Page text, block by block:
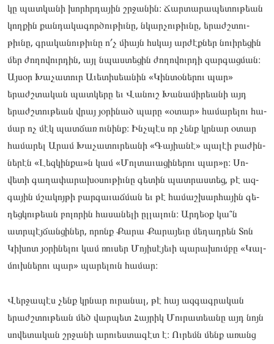
կը պատ­­կա­­­նի խորհրդա­­յին շրջա­­նին։ Ճար­­տա­­­րապե­­տու­­թեան
կող­­քին քան­­դա­­­կագոր­­ծութիւ­­նը, նկար­­չութիւ­­նը, երաժշտու­­
թիւնը, գրա­­կանու­­թիւնը ո՛չ միայն հսկայ ար­­ժէքներ նուիրե­­ցին
մեր ժո­­ղովուրդին, այլ նպաս­­տե­­­ցին ժո­­ղովուրդի զար­­գացման։
Այ­­սօր Խա­­չատուր Աւե­­տիսեանին «Կին­­տօ­­­ներու պար»
երաժշտա­­կան պատ­­կե­­­րը եւ Վա­­նուշ Խա­­նամի­­րեանի այդ
երաժշտու­­թեան վրայ յօ­­րինած պա­­րը «օտար» հա­­մարե­­լու հա­­
մար ոչ մէկ պատ­­ճառ ու­­նինք։ Ինչպէս որ չենք կրնար օտար
հա­­մարել Արամ Խա­­չատու­­րեանի «Գա­­յիանէ» պա­­լէի բա­­ժին­­
նե­­­րէն «Լեզ­­կինքա»ն կամ «Մոլ­­տա­­­ւացի­­ներու պար»ը։ Սո­­
վետի գա­­ղափա­­րախօ­­սու­­թիւնը գե­­տին պատ­­րաստեց, թէ ազ­­
գա­­­յին մշա­­կոյ­­թի բար­­գա­­­ւաճ­­ման եւ թէ հա­­մաշ­­խարհա­­յին գե­­
ղեց­­կութեան բո­­լորին հա­­սանե­­լի ըլ­­լա­­­լուն։ Ար­­դեօք կա՞ն
ատրպէյ­­ճանցի­­ներ, որոնք Քա­­րա Քա­­րայե­­ւը մե­­ղադ­­րեն Տոն
Կի­­խոտ յօ­­րինե­­լու կամ ռու­­սեր Մո­­յիսէ­­յեւի պա­­րախումբը «Կալ­­
մուխնե­­րու պար» պա­­րելուն հա­­մար։
Վեր­­ջա­­­պէս չենք կրնար ու­րա­նալ, թէ հայ ազ­գագրա­կան
երաժշտու­թեան մեծ վար­պետ Հայ­րիկ Մու­րա­տեանը այդ նոյն
սո­վետա­կան շրջա­նի արուես­տա­գէտ է։ Ու­րեմն մենք առանց